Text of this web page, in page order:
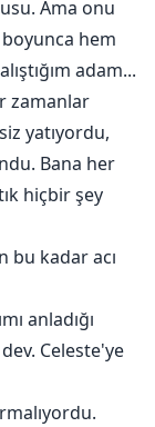
Ama onu
hem
adam...
zamanlar
yatıyordu,
Bana her
hiçbir şey
bu kadar acı
anladığı
Celeste'ye